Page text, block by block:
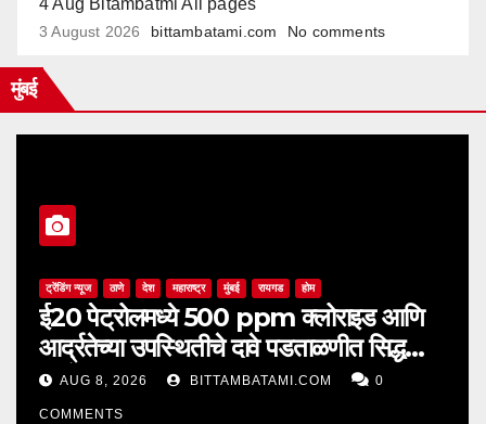
4 Aug Bitambatmi All pages
3 August 2026 bittambatami.com No comments
मुंबई
ट्रेंडिंग न्यूज ठाणे देश महाराष्ट्र मुंबई रायगड होम
ई20 पेट्रोलमध्ये 500 ppm क्लोराइड आणि
आर्द्रतेच्या उपस्थितीचे दावे पडताळणीत सिद्ध
झाले नाहीत
AUG 8, 2026 BITTAMBATAMI.COM 0
COMMENTS